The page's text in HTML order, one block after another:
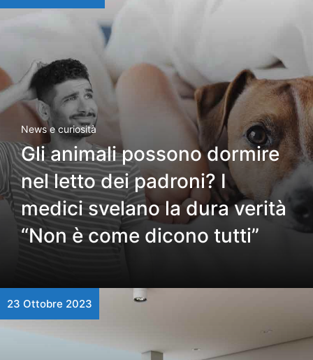
News e curiosità
Gli animali possono dormire
nel letto dei padroni? I
medici svelano la dura verità
“Non è come dicono tutti”
23 Ottobre 2023